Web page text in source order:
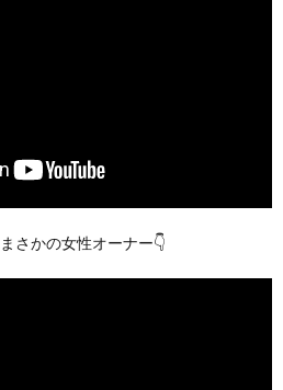
さかの女性オーナー👇